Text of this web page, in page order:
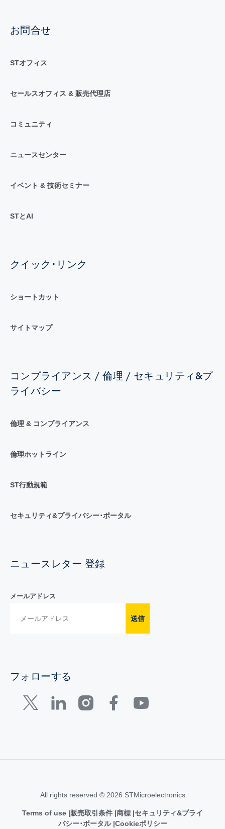
お問合せ
STオフィス
セールスオフィス & 販売代理店
コミュニティ
ニュースセンター
イベント & 技術セミナー
STとAI
クイック･リンク
ショートカット
サイトマップ
コンプライアンス / 倫理 / セキュリティ&プ
ライバシー
倫理 & コンプライアンス
倫理ホットライン
ST行動規範
セキュリティ&プライバシー･ポータル
ニュースレター 登録
メールアドレス
送信
フォローする
All rights reserved © 2026 STMicroelectronics
Terms of use 販売取引条件 商標 セキュリティ&プライ
バシー･ポータル Cookieポリシー